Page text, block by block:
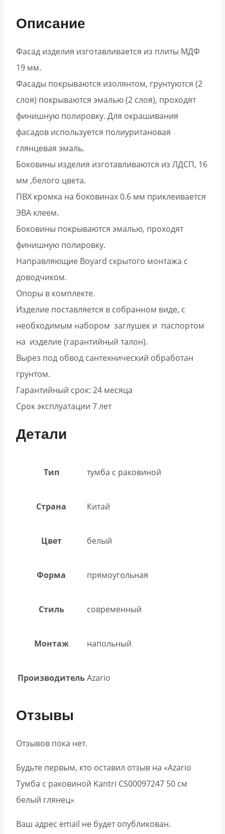
Описание
Фасад изделия изготавливается из плиты МДФ
19 мм.
Фасады покрываются изолянтом, грунтуются (2
слоя) покрываются эмалью (2 слоя), проходят
финишную полировку. Для окрашивания
фасадов используется полиуритановая
глянцевая эмаль.
Боковины изделия изготавливаются из ЛДСП, 16
мм ,белого цвета.
ПВХ кромка на боковинах 0.6 мм приклеивается
ЭВА клеем.
Боковины покрываются эмалью, проходят
финишную полировку.
Направляющие Boyard скрытого монтажа с
доводчиком.
Опоры в комплекте.
Изделие поставляется в собранном виде, с
необходимым набором заглушек и паспортом
на изделие (гарантийный талон).
Вырез под обвод сантехнический обработан
грунтом.
Гарантийный срок: 24 месяца
Срок эксплуатации 7 лет
Детали
Тип тумба с раковиной
Страна Китай
Цвет белый
Форма прямоугольная
Стиль современный
Монтаж напольный
ПроизводительAzario
Отзывы
Отзывов пока нет.
Будьте первым, кто оставил отзыв на «Azario
Тумба с раковиной Kantri CS00097247 50 см
белый глянец»
Ваш адрес email не будет опубликован.